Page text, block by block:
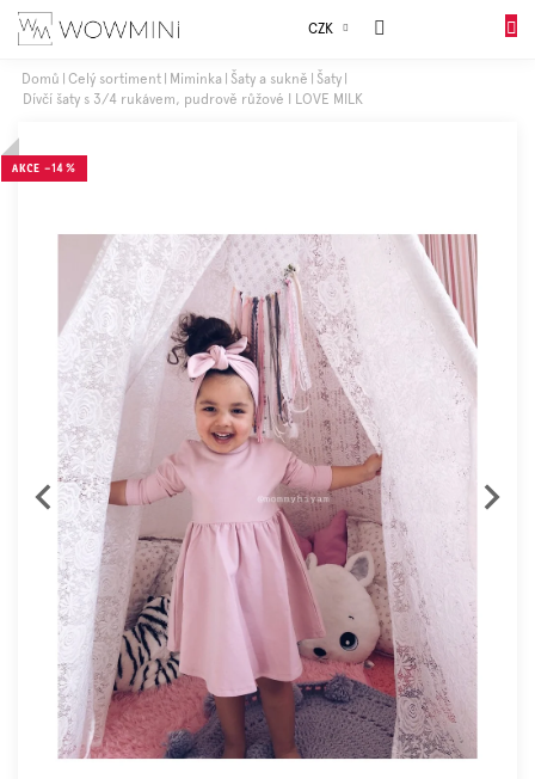
Přejít
CZK
Sales
Dívky
Chlapci
sortiment
Obuv
Doplňky
Dárkové
balení
Značky
Měna
Přihlášení
Domů Celý sortiment Miminka Šaty a sukně
Šaty
Dívčí šaty s 3/4 rukávem, pudrově růžové I LOVE MILK
AKCE –14 %